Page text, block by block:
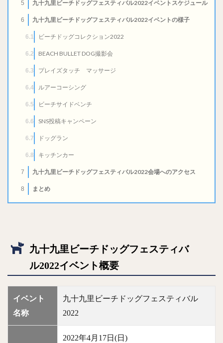
5 九十九里ビーチドッグフェスティバル2022イベントスケジュール
6 九十九里ビーチドッグフェスティバル2022イベントの様子
6.1 ビーチドッグコレクション2022
6.2 BEACH BULLET DOG撮影会
6.3 プレイズタッチ マッサージ
6.4 ルアーコーシング
6.5 ビーチサイドベンチ
6.6 SNS投稿キャンペーン
6.7 ドッグラン
6.8 キッチンカー
7 九十九里ビーチドッグフェスティバル2022会場へのアクセス
8 まとめ
九十九里ビーチドッグフェスティバ
ル2022イベント概要
イベント
名称
九十九里ビーチドッグフェスティバル
2022
2022年4月17日(日)